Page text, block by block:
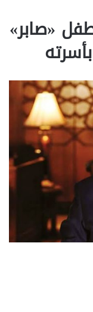
«صابر»